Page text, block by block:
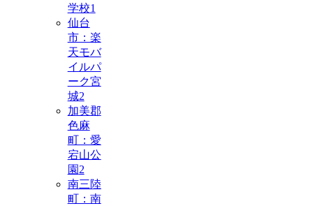
学校1
仙台
市：楽
天モバ
イルパ
ーク宮
城2
加美郡
色麻
町：愛
宕山公
園 2
南三陸
町：南